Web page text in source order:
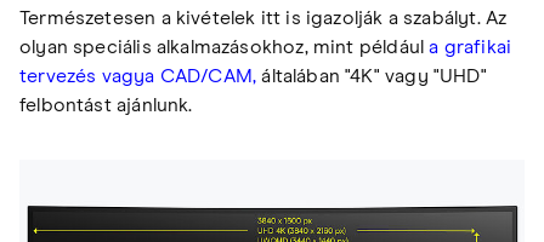
Természetesen a kivételek itt is igazolják a szabályt. Az
olyan speciális alkalmazásokhoz, mint példáula grafikai
tervezés vagya CAD/CAM, általában "4K" vagy "UHD"
felbontást ajánlunk.